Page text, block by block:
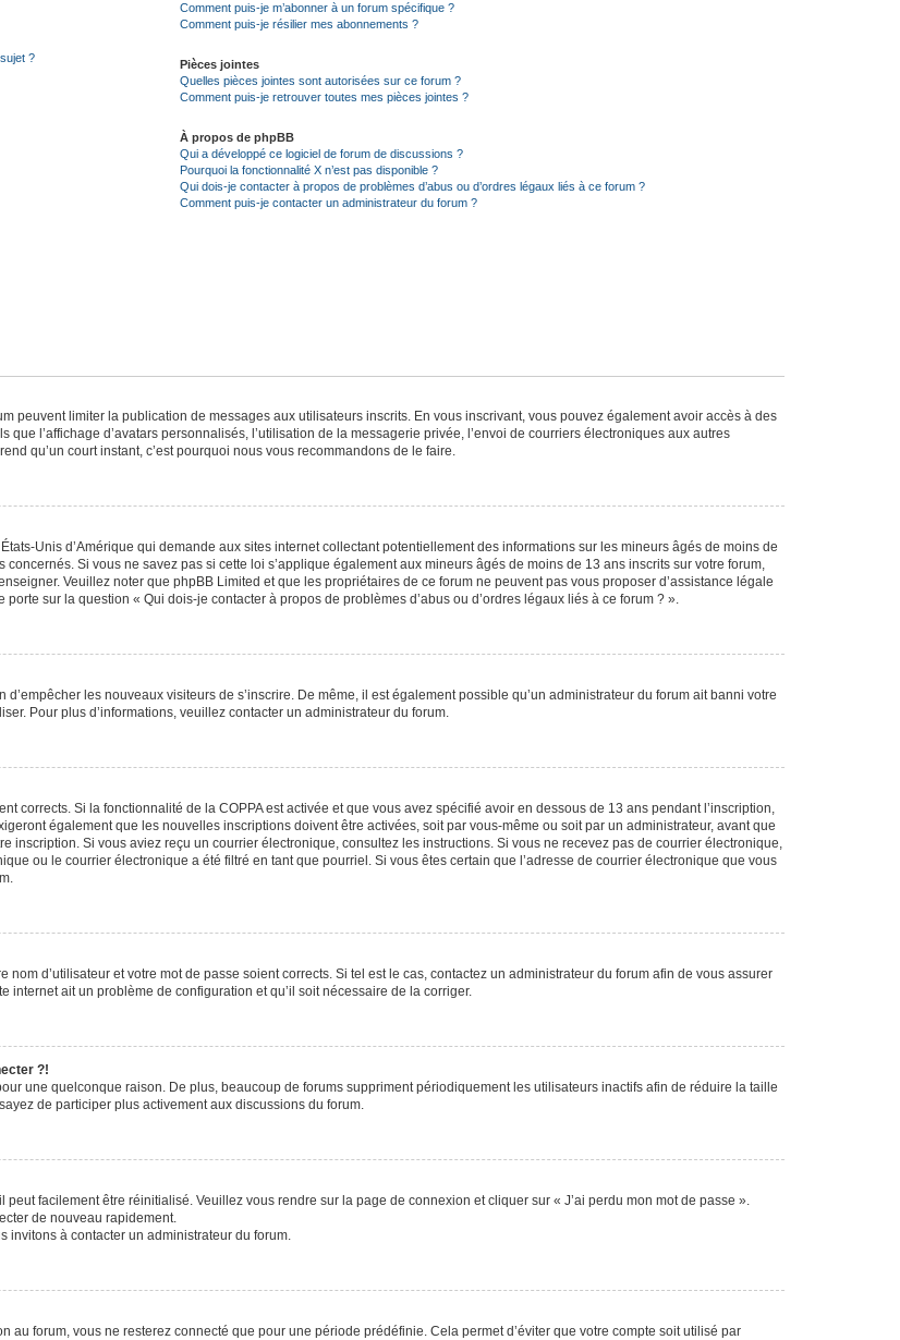
?
Comment puis-je m’abonner à un forum spécifique ?
Comment puis-je résilier mes abonnements ?
Pièces jointes
Quelles pièces jointes sont autorisées sur ce forum ?
Comment puis-je retrouver toutes mes pièces jointes ?
À propos de phpBB
Qui a développé ce logiciel de forum de discussions ?
Pourquoi la fonctionnalité X n’est pas disponible ?
Qui dois-je contacter à propos de problèmes d’abus ou d’ordres légaux liés à ce forum ?
Comment puis-je contacter un administrateur du forum ?
peuvent limiter la publication de messages aux utilisateurs inscrits. En vous inscrivant, vous pouvez également avoir accès à des
l’affichage d’avatars personnalisés, l’utilisation de la messagerie privée, l’envoi de courriers électroniques aux autres
qu’un court instant, c’est pourquoi nous vous recommandons de le faire.
Unis d’Amérique qui demande aux sites internet collectant potentiellement des informations sur les mineurs âgés de moins de
Si vous ne savez pas si cette loi s’applique également aux mineurs âgés de moins de 13 ans inscrits sur votre forum,
Veuillez noter que phpBB Limited et que les propriétaires de ce forum ne peuvent pas vous proposer d’assistance légale
sur la question « Qui dois-je contacter à propos de problèmes d’abus ou d’ordres légaux liés à ce forum ? ».
les nouveaux visiteurs de s’inscrire. De même, il est également possible qu’un administrateur du forum ait banni votre
Pour plus d’informations, veuillez contacter un administrateur du forum.
corrects. Si la fonctionnalité de la COPPA est activée et que vous avez spécifié avoir en dessous de 13 ans pendant l’inscription,
également que les nouvelles inscriptions doivent être activées, soit par vous-même ou soit par un administrateur, avant que
inscription. Si vous aviez reçu un courrier électronique, consultez les instructions. Si vous ne recevez pas de courrier électronique,
ou le courrier électronique a été filtré en tant que pourriel. Si vous êtes certain que l’adresse de courrier électronique que vous
d’utilisateur et votre mot de passe soient corrects. Si tel est le cas, contactez un administrateur du forum afin de vous assurer
ait un problème de configuration et qu’il soit nécessaire de la corriger.
?!
une quelconque raison. De plus, beaucoup de forums suppriment périodiquement les utilisateurs inactifs afin de réduire la taille
de participer plus activement aux discussions du forum.
facilement être réinitialisé. Veuillez vous rendre sur la page de connexion et cliquer sur « J’ai perdu mon mot de passe ».
de nouveau rapidement.
invitons à contacter un administrateur du forum.
forum, vous ne resterez connecté que pour une période prédéfinie. Cela permet d’éviter que votre compte soit utilisé par